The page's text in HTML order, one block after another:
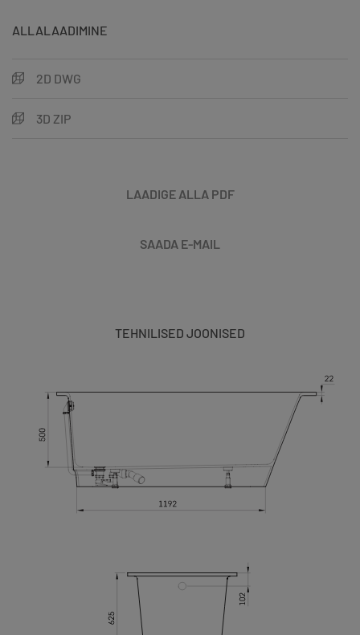
ALLALAADIMINE
2D DWG
3D ZIP
LAADIGE ALLA PDF
SAADA E-MAIL
TEHNILISED JOONISED